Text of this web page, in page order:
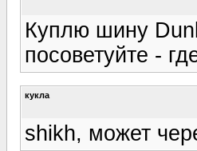
Куплю шину
посоветуйте -
кукла
shikh, может